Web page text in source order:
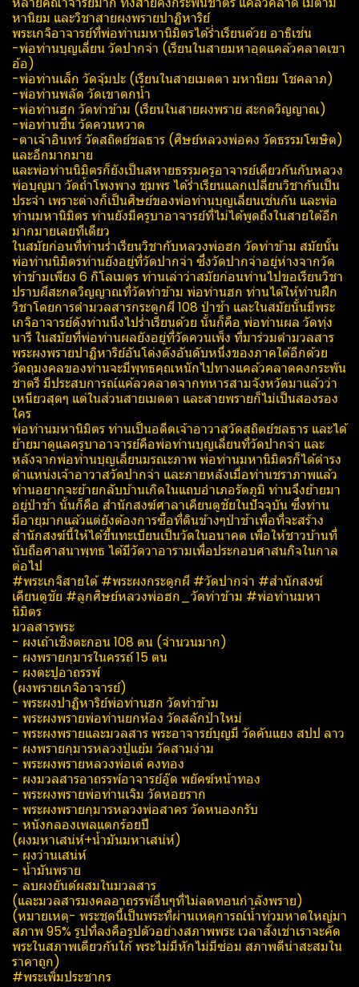
หานิยม และวิชาสายผงพรายปาฏิหาริย์
พระเกจิอาจารย์ที่พ่อท่านมหานิมิตรได้ร่ำเรียนด้วย อาธิเช่น
-พ่อท่านบุญเลี่ยน วัดปากจ่า (เรียนในสายมหาอุดแคล้วคลาดเขา
อ้อ)
-พ่อท่านเล็ก วัดจุ้มปะ (เรียนในสายเมตตา มหานิยม โชคลาภ)
-พ่อท่านพลัด วัดเขาตกน้ำ
-พ่อท่านฮก วัดท่าข้าม (เรียนในสายผงพราย สะกดวิญญาณ)
-พ่อท่านชื่น วัดควนหวาด
-ตาเจ้าอินทร์ วัดสถิตย์ชลธาร (ศิษย์หลวงพ่อคง วัดธรรมโฆษิต)
และอีกมากมาย
และพ่อท่านนิมิตรก็ยังเป็นสหายธรรมครูอาจารย์เดียวกันกับหลวง
พ่อบุญมา วัดถ้ำโพงพาง ชุมพร ได้ร่ำเรียนแลกเปลี่ยนวิชากันเป็น
ประจำ เพราะต่างก็เป็นศิษย์ของพ่อท่านบุญเลี่ยนเช่นกัน และพ่อ
ท่านมหานิมิตร ท่านยังมีครูบาอาจารย์ที่ไม่ได้พูดถึงในสายใต้อีก
มากมายเลยทีเดียว
ในสมัยก่อนที่ท่านร่ำเรียนวิชากับหลวงพ่อฮก วัดท่าข้าม สมัยนั้น
พ่อท่านนิมิตรท่านยังอยู่ที่วัดปากจ่า ซึ่งวัดปากจ่าอยู่ห่างจากวัด
ท่าข้ามเพียง 6 กิโลเมตร ท่านเล่าว่าสมัยก่อนท่านไปขอเรียนวิชา
ปราบผีสะกดวิญญาณที่วัดท่าข้าม พ่อท่านฮก ท่านได้ให้ท่านฝึก
วิชาโดยการตำมวลสารกระดูกผี 108 ป่าช้า และในสมัยนั้นมีพระ
เกจิอาจารย์ดังท่านนึงไปร่ำเรียนด้วย นั้นก็คือ พ่อท่านผล วัดทุ่ง
นารี ในสมัยที่พ่อท่านผลยังอยู่ที่วัดควนเพ็ง ที่มาร่วมตำมวลสาร
พระผงพรายปาฏิหาริย์อันโด่งดังอันดับหนึ่งของภาคใต้อีกด้วย
วัตถุมงคลของท่านจะมีพุทธคุณหนักไปทางแคล้วคลาดคงกระพัน
ชาตรี มีประสบการณ์แค้ลวคลาดจากทหารสามจังหวัดมาแล้วว่า
เหนียวสุดๆ แต่ในส่วนสายเมตตา และสายพรายก็ไม่เป็นสองรอง
ใคร
พ่อท่านมหานิมิตร ท่านเป็นอดีตเจ้าอาวาสวัดสถิตย์ชลธาร และได้
ย้ายมาดูแลครูบาอาจารย์คือพ่อท่านบุญเลี่ยนที่วัดปากจ่า และ
หลังจากพ่อท่านบุญเลี่ยนมรณะภาพ พ่อท่านมหานิมิตรก็ได้ดำรง
ตำแหน่งเจ้าอาวาสวัดปากจ่า และภายหลังเมื่อท่านชราภาพแล้ว
ท่านอยากจะย้ายกลับบ้านเกิดในแถบอำเภอรัตภูมิ ท่านจึงย้ายมา
อยู่ป่าช้า นั้นก็คือ สำนักสงฆ์ศาลาเคียนตูชัยในปัจจุบัน ซึ่งท่าน
มีอายุมากแล้วแต่ยังต้องการซื้อที่ดินข้างๆป่าช้าเพื่อที่จะสร้าง
สำนักสงฆ์นี้ให้ได้ขึ้นทะเบียนเป็นวัดในอนาคต เพื่อให้ชาวบ้านที่
นับถือศาสนาพุทธ ได้มีวัดวาอารามเพื่อประกอบศาสนกิจในกาล
ต่อไป
#พระเกจิสายใต้ #พระผงกระดูกผี #วัดปากจ่า #สำนักสงฆ์
เคียนตูชัย #ลูกศิษย์หลวงพ่อฮก_วัดท่าข้าม #พ่อท่านมหา
นิมิตร
มวลสารพระ
- ผงเถ้าเชิงตะกอน 108 ตน (จำนวนมาก)
- ผงพรายกุมารในครรถ์ 15 ตน
- ผงตะปูอาถรรพ์
(ผงพรายเกจิอาจารย์)
- พระผงปาฏิหาริย์พ่อท่านฮก วัดท่าข้าม
- พระผงพรายพ่อท่านยกห้อง วัดสลักป่าใหม่
- พระผงพรายและมวลสาร พระอาจารย์บุญมี วัดคันแยง สปป ลาว
- ผงพรายกุมารหลวงปู่แย้ม วัดสามง่าม
- พระผงพรายหลวงพ่อเต๋ คงทอง
- ผงมวลสารอาถรรพ์อาจารย์อู๊ด พยัคฆ์หน้าทอง
- พระผงพรายพ่อท่านเจิม วัดหอยราก
- พระผงพรายกุมารหลวงพ่อสาคร วัดหนองกรับ
- หนังกลองเพลแตกร้อยปี
(ผงมหาเสน่ห์+น้ำมันมหาเสน่ห์)
- ผงว่านเสน่ห์
- น้ำมันพราย
- ลบผงยันต์ผสมในมวลสาร
(และมวลสารมงคลอาถรรพ์อื่นๆที่ไม่ลดทอนกำลังพราย)
(หมายเหตุ- พระชุดนี้เป็นพระที่ผ่านเหตุการณ์​น้ำท่วมหาดใหญ่มา
สภาพ 95% รูปที่ลงคือรูปตัวอย่างสภาพพระ เวลาสั่งเช่าเราจะคัด
พระในสภาพเดียวกันใก้ พระไม่มีหักไม่มีซ่อม สภาพดีน่าสะสมใน
ราคาถูก)
#พระเพิ่มประชากร